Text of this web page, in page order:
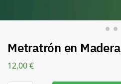
Metratrón en Madera
12,00€